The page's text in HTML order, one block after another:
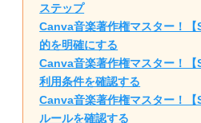
ステップ
Canva音楽著作権マスター！
的を明確にする
Canva音楽著作権マスター！
利用条件を確認する
Canva音楽著作権マスター！
ルールを確認する